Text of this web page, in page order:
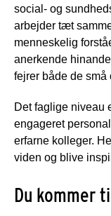
social- og
arbejder tæt
menneskelig
anerkende
fejrer både de små
Det faglige niveau
engageret
erfarne kolleger.
viden og blive
Du kommer